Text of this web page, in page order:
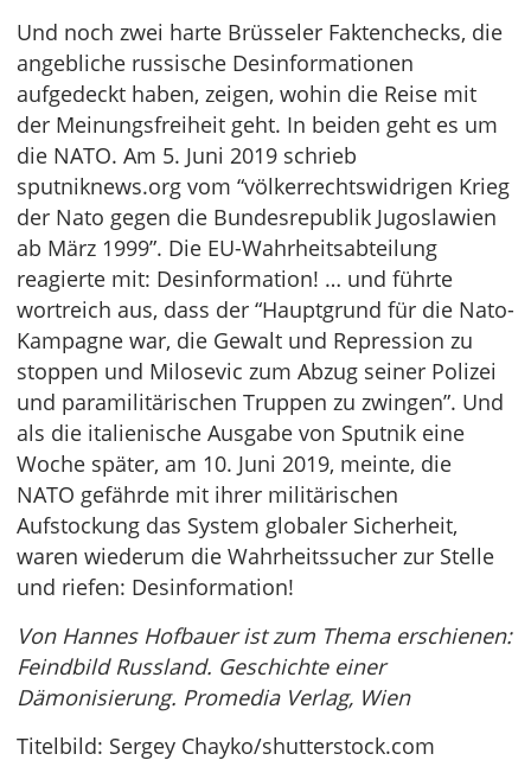
Und noch zwei harte Brüsseler Faktenchecks, die
angebliche russische Desinformationen
aufgedeckt haben, zeigen, wohin die Reise mit
der Meinungsfreiheit geht. In beiden geht es um
die NATO. Am 5. Juni 2019 schrieb
sputniknews.org vom “völkerrechtswidrigen Krieg
der Nato gegen die Bundesrepublik Jugoslawien
ab März 1999”. Die EU-Wahrheitsabteilung
reagierte mit: Desinformation! … und führte
wortreich aus, dass der “Hauptgrund für die Nato-
Kampagne war, die Gewalt und Repression zu
stoppen und Milosevic zum Abzug seiner Polizei
und paramilitärischen Truppen zu zwingen”. Und
als die italienische Ausgabe von Sputnik eine
Woche später, am 10. Juni 2019, meinte, die
NATO gefährde mit ihrer militärischen
Aufstockung das System globaler Sicherheit,
waren wiederum die Wahrheitssucher zur Stelle
und riefen: Desinformation!
Von Hannes Hofbauer ist zum Thema erschienen:
Feindbild Russland. Geschichte einer
Dämonisierung. Promedia Verlag, Wien
Titelbild: Sergey Chayko/shutterstock.com